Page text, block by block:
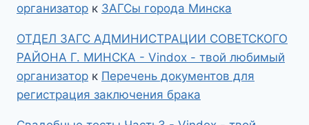
организатор к ЗАГСы города Минска
ОТДЕЛ ЗАГС АДМИНИСТРАЦИИ СОВЕТСКОГО
РАЙОНА Г. МИНСКА - Vindox - твой любимый
организатор к Перечень документов для
регистрация заключения брака